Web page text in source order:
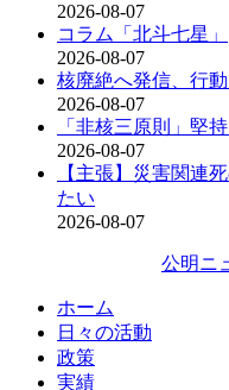
2026-08-07
コラム「北斗七星」
2026-08-07
核廃絶へ発信、行
2026-08-07
「非核三原則」堅
2026-08-07
【主張】災害関連
たい
2026-08-07
公明ニ
ホーム
日々の活動
政策
実績